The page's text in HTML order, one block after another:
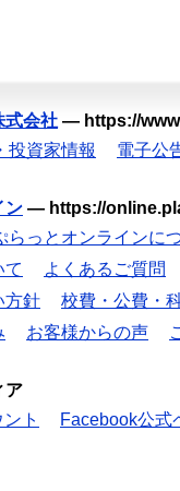
式会社 — https://
投資家情報 電子公
ン — https://
らっとオンラインに
て
よくあるご質問
方針
校費・公費・
お客様からの声
ア
ト
Facebook公式